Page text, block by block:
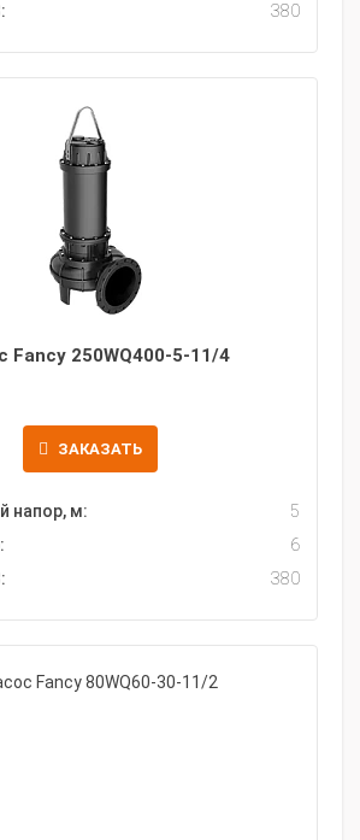
380
Fancy 250WQ400-5-11/4
ЗАКАЗАТЬ
напор, м:
5
6
380